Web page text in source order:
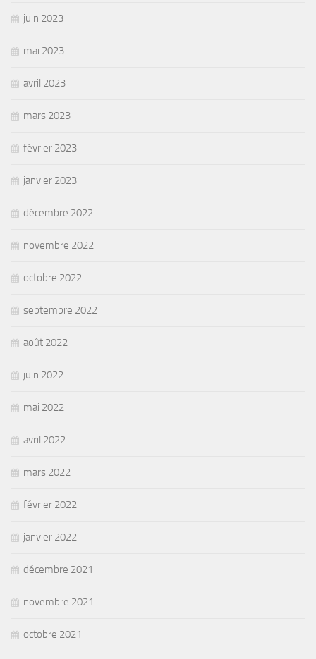
juin 2023
mai 2023
avril 2023
mars 2023
février 2023
janvier 2023
décembre 2022
novembre 2022
octobre 2022
septembre 2022
août 2022
juin 2022
mai 2022
avril 2022
mars 2022
février 2022
janvier 2022
décembre 2021
novembre 2021
octobre 2021